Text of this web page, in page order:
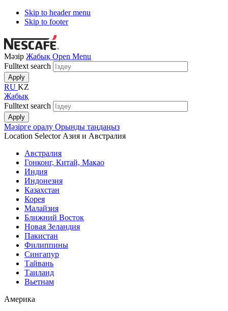
Skip to header menu
Skip to footer
Мәзір Жабық Open Menu
Fulltext search
RU KZ
Жабық
Fulltext search
Мәзірге оралу Орынды таңдаңыз
Location Selector Азия и Австралия
Австралия
Гонконг, Китай, Макао
Индия
Индонезия
Казахстан
Корея
Малайзия
Ближний Восток
Новая Зеландия
Пакистан
Филиппины
Сингапур
Тайвань
Таиланд
Вьетнам
Америка